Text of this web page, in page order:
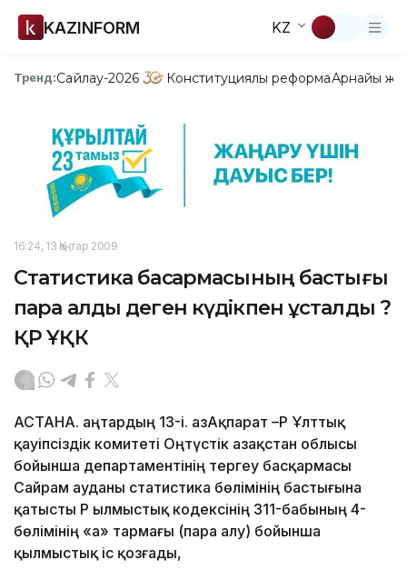
KAZINFORM KZ
Тренд:Сайлау-2026 Конституциялық реформаАрнайы
16:24, 13 Қаңтар 2009
Статистика басқармасының бастығы
пара алды деген күдікпен ұсталды ?
ҚР ҰҚК
АСТАНА. Қаңтардың 13-і. ҚазАқпарат –ҚР Ұлттық
қауіпсіздік комитеті Оңтүстік Қазақстан облысы
бойынша департаментінің тергеу басқармасы
Сайрам ауданы статистика бөлімінің бастығына
қатысты ҚР Қылмыстық кодексінің 311-бабының 4-
бөлімінің «а» тармағы (пара алу) бойынша
қылмыстық іс қозғады,